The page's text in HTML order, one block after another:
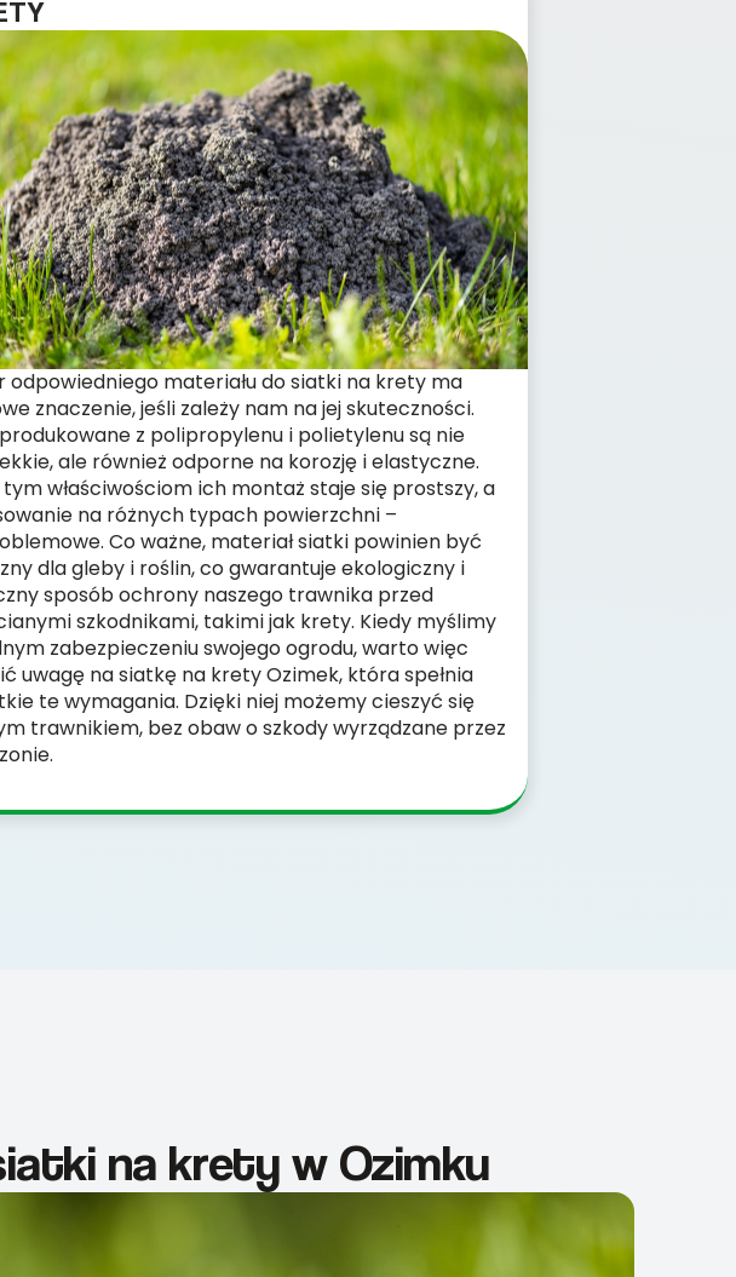
odpowiedniego materiału do siatki na krety ma
znaczenie, jeśli zależy nam na jej skuteczności.
z polipropylenu i polietylenu są nie
ale również odporne na korozję i elastyczne.
tym właściwościom ich montaż staje się prostszy, a
na różnych typach powierzchni –
Co ważne, materiał siatki powinien być
dla gleby i roślin, co gwarantuje ekologiczny i
sposób ochrony naszego trawnika przed
szkodnikami, takimi jak krety. Kiedy myślimy
zabezpieczeniu swojego ogrodu, warto więc
uwagę na siatkę na krety Ozimek, która spełnia
te wymagania. Dzięki niej możemy cieszyć się
trawnikiem, bez obaw o szkody wyrządzane przez
na krety w Ozimku